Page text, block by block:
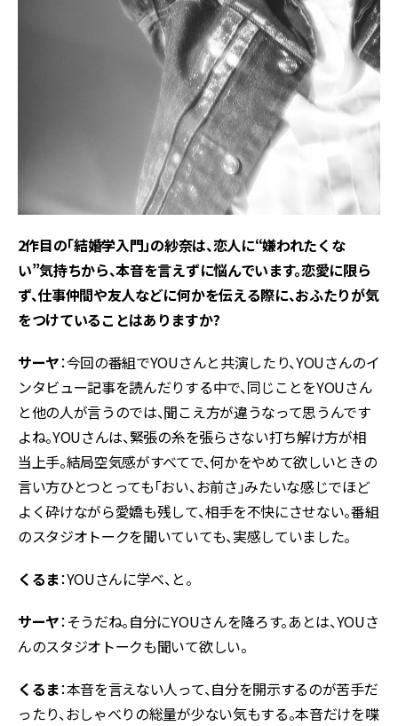
――2作目の「結婚学入門」の紗奈は、恋人に“嫌われたくな
い”気持ちから、本音を言えずに悩んでいます。恋愛に限ら
ず、仕事仲間や友人などに何かを伝える際に、おふたりが気
をつけていることはありますか?
サーヤ：今回の番組でYOUさんと共演したり、YOUさんのイ
ンタビュー記事を読んだりする中で、同じことをYOUさん
と他の人が言うのでは、聞こえ方が違うなって思うんです
よね。YOUさんは、緊張の糸を張らさない打ち解け方が相
当上手。結局空気感がすべてで、何かをやめて欲しいときの
言い方ひとつとっても「おい、お前さ」みたいな感じでほど
よく砕けながら愛嬌も残して、相手を不快にさせない。番組
のスタジオトークを聞いていても、実感していました。
くるま：YOUさんに学べ、と。
サーヤ：そうだね。自分にYOUさんを降ろす。あとは、YOUさ
んのスタジオトークも聞いて欲しい。
くるま：本音を言えない人って、自分を開示するのが苦手だ
ったり、おしゃべりの総量が少ない気もする。本音だけを喋